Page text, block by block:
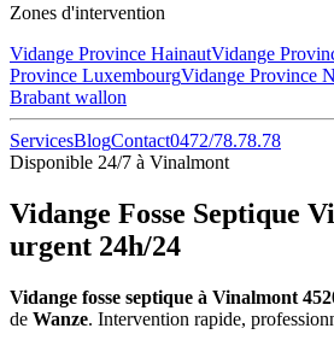
Zones d'intervention
Vidange Province HainautVidange
Province LuxembourgVidange Province
Brabant wallon
ServicesBlogContact0472/78.78.78
Disponible 24/7 à Vinalmont
Vidange Fosse Septique
urgent 24h/24
Vidange fosse septique à Vinalmont
de Wanze. Intervention rapide,